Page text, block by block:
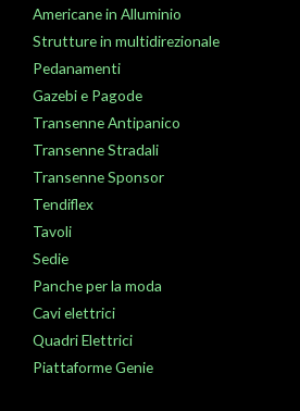
Americane in Alluminio
Strutture in multidirezionale
Pedanamenti
Gazebi e Pagode
Transenne Antipanico
Transenne Stradali
Transenne Sponsor
Tendiflex
Tavoli
Sedie
Panche per la moda
Cavi elettrici
Quadri Elettrici
Piattaforme Genie